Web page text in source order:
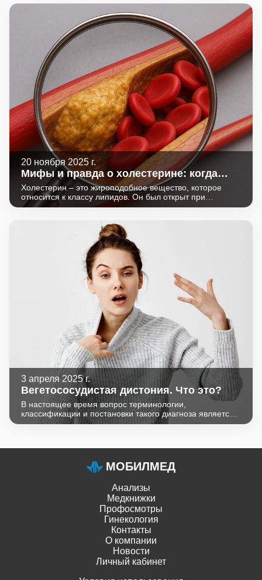
20 ноября 2025 г.
Мифы и правда о холестерине: когда
нужно бить тревогу?
Холестерин – это жироподобное вещество, которое
относится к классу липидов. Он был открыт при
изучении состава желчных камней, и его название
3 апреля 2025 г.
Вегетососудистая дистония. Что это?
В настоящее время вопрос терминологии,
классификации и постановки такого диагноза является
спорным. Вегетососудистая дистония,
синонимы синдрома вегетативной дисфункции (СВД).
Термин «дистония» употребляется в отношении
нарушений мышечного тонуса, и название СВД
МОБИЛМЕД
Анализы
Медкнижки
Профосмотры
Гинекология
Контакты
О компании
Новости
Личный кабинет